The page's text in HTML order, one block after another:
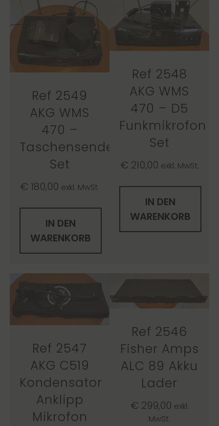
Ref 2549
AKG WMS
470 –
Taschensender
Set
€ 180,00 exkl. MwSt.
IN DEN
WARENKORB
Ref 2548
AKG WMS
470 – D5
Funkmikrofon
Set
€ 210,00 exkl. MwSt.
IN DEN
WARENKORB
Ref 2547
AKG C519
Kondensator
Anklipp
Mikrofon
Ref 2546
Fisher Amps
ALC 89 Akku
Lader
€ 299,00 exkl.
MwSt.